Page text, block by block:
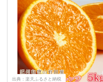
出典：楽天ふるさと納税